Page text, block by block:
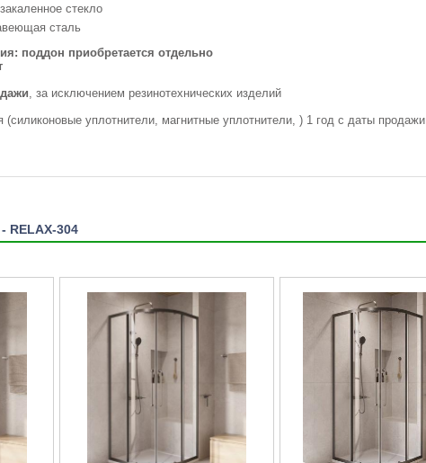
стекло
сталь
поддон приобретается отдельно
, за исключением резинотехнических изделий
(силиконовые уплотнители, магнитные уплотнители, ) 1 год с даты продажи
RELAX-304